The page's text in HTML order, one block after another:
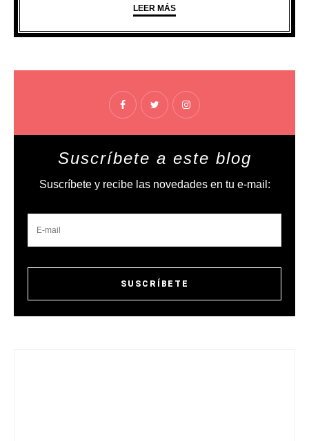
LEER MÁS
Suscríbete a este blog
Suscríbete y recibe las novedades en tu e-mail: